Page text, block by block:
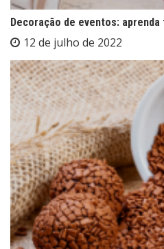
Decoração de eventos:
12 de julho de 2022